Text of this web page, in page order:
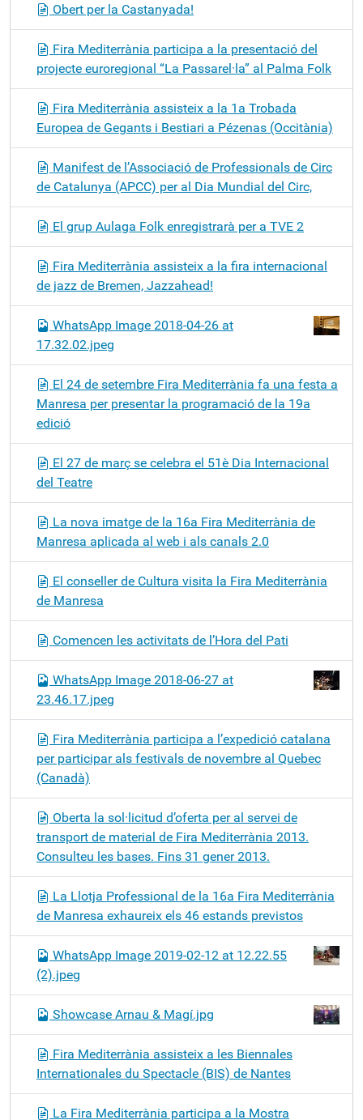
Obert per la Castanyada!
Fira Mediterrània participa a la presentació del
projecte euroregional “La Passarel·la” al Palma Folk
Fira Mediterrània assisteix a la 1a Trobada
Europea de Gegants i Bestiari a Pézenas (Occitània)
Manifest de l’Associació de Professionals de Circ
de Catalunya (APCC) per al Dia Mundial del Circ,
El grup Aulaga Folk enregistrarà per a TVE 2
Fira Mediterrània assisteix a la fira internacional
de jazz de Bremen, Jazzahead!
WhatsApp Image 2018-04-26 at
17.32.02.jpeg
El 24 de setembre Fira Mediterrània fa una festa a
Manresa per presentar la programació de la 19a
edició
El 27 de març se celebra el 51è Dia Internacional
del Teatre
La nova imatge de la 16a Fira Mediterrània de
Manresa aplicada al web i als canals 2.0
El conseller de Cultura visita la Fira Mediterrània
de Manresa
Comencen les activitats de l’Hora del Pati
WhatsApp Image 2018-06-27 at
23.46.17.jpeg
Fira Mediterrània participa a l’expedició catalana
per participar als festivals de novembre al Quebec
(Canadà)
Oberta la sol·licitud d’oferta per al servei de
transport de material de Fira Mediterrània 2013.
Consulteu les bases. Fins 31 gener 2013.
La Llotja Professional de la 16a Fira Mediterrània
de Manresa exhaureix els 46 estands previstos
WhatsApp Image 2019-02-12 at 12.22.55
(2).jpeg
Showcase Arnau & Magí.jpg
Fira Mediterrània assisteix a les Biennales
Internationales du Spectacle (BIS) de Nantes
La Fira Mediterrània participa a la Mostra